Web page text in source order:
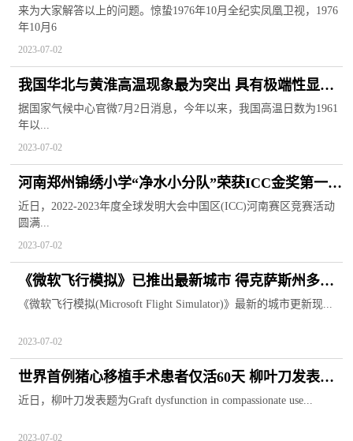
生了什么）|全球新视野
来为大家解答以上的问题。惊蛰1976年10月全纪实凤凰卫视，1976
年10月6
2023-07-02
我国华北与黄淮高温现象最为突出 具有极端性显著
等特征
据国家气候中心官微7月2日消息，今年以来，我国高温日数为1961
年以...
2023-07-02
河南郑州锦绣小学“净水小分队”荣获ICC金奖第一名
晋级全国总决赛
近日，2022-2023年度全球发明大会中国区(ICC)河南赛区竞赛活动
圆满...
2023-07-02
《微软飞行模拟》已推出最新城市 得克萨斯州多个
地区成功入选
《微软飞行模拟(Microsoft Flight Simulator)》最新的城市更新现...
2023-07-02
世界首例猪心移植手术患者仅活60天 柳叶刀发表报
告阐述失败原因
近日，柳叶刀发表题为Graft dysfunction in compassionate use...
2023-07-02